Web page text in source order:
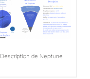
Description de Neptune